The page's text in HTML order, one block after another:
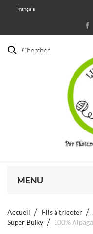
Français
Chercher
MENU
Accueil Fils à tricoter
Super Bulky
100%